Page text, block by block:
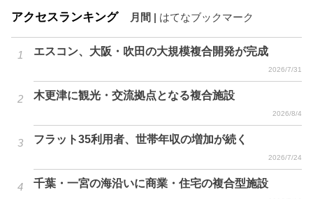
アクセスランキング 月間 はてなブックマーク
エスコン、大阪・吹田の大規模複合開発が完成
2026/7/31
木更津に観光・交流拠点となる複合施設
2026/8/4
フラット35利用者、世帯年収の増加が続く
2026/7/24
千葉・一宮の海沿いに商業・住宅の複合型施設